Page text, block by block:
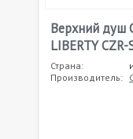
Верхний душ
LIBERTY
Страна:
Производитель: